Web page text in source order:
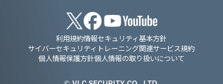
利用規約情報セキュリティ基本方針
サイバーセキュリティトレーニング関連サービス規約
個人情報保護方針個人情報の取り扱いについて